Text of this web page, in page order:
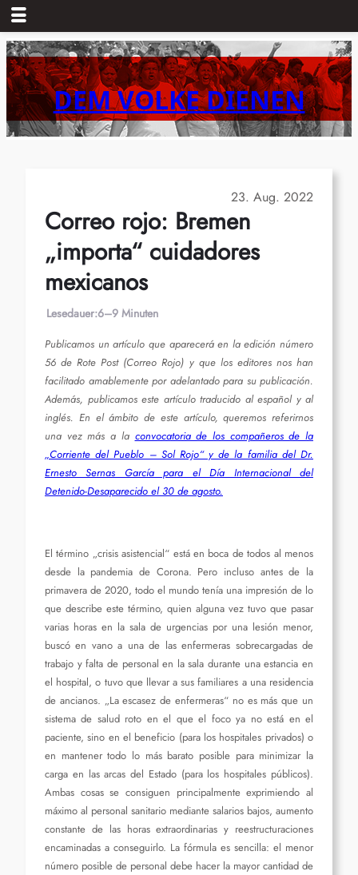
Zum
Inhalt
springenDEM VOLKE DIENEN
23. Aug. 2022
Correo rojo: Bremen
„importa“ cuidadores
mexicanos
Lesedauer:6–9 Minuten
Publicamos un artículo que aparecerá en la edición número
56 de Rote Post (Correo Rojo) y que los editores nos han
facilitado amablemente por adelantado para su publicación.
Además, publicamos este artículo traducido al español y al
inglés. En el ámbito de este artículo, queremos referirnos
una vez más a la convocatoria de los compañeros de la
„Corriente del Pueblo – Sol Rojo“ y de la familia del Dr.
Ernesto Sernas García para el Día Internacional del
Detenido-Desaparecido el 30 de agosto.
El término „crisis asistencial“ está en boca de todos al menos
desde la pandemia de Corona. Pero incluso antes de la
primavera de 2020, todo el mundo tenía una impresión de lo
que describe este término, quien alguna vez tuvo que pasar
varias horas en la sala de urgencias por una lesión menor,
buscó en vano a una de las enfermeras sobrecargadas de
trabajo y falta de personal en la sala durante una estancia en
el hospital, o tuvo que llevar a sus familiares a una residencia
de ancianos. „La escasez de enfermeras“ no es más que un
sistema de salud roto en el que el foco ya no está en el
paciente, sino en el beneficio (para los hospitales privados) o
en mantener todo lo más barato posible para minimizar la
carga en las arcas del Estado (para los hospitales públicos).
Ambas cosas se consiguen principalmente exprimiendo al
máximo al personal sanitario mediante salarios bajos, aumento
constante de las horas extraordinarias y reestructuraciones
encaminadas a conseguirlo. La fórmula es sencilla: el menor
número posible de personal debe hacer la mayor cantidad de